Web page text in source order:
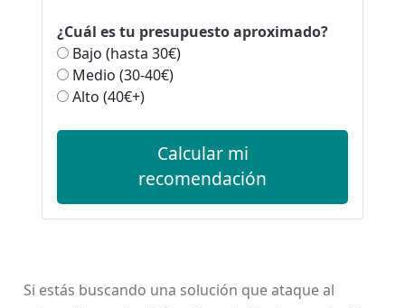
¿Cuál es tu presupuesto aproximado?
Bajo (hasta 30€)
Medio (30-40€)
Alto (40€+)
Calcular mi
recomendación
Si estás buscando una solución que ataque al